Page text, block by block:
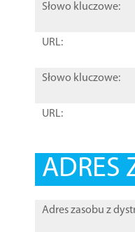
Słowo kluczowe:
URL:
Słowo kluczowe:
URL:
ADRES
Adres zasobu z